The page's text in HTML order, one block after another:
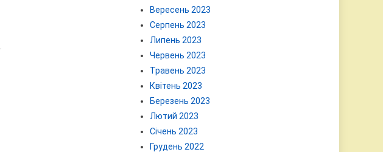
Вересень 2023
Серпень 2023
Липень 2023
Червень 2023
Травень 2023
Квітень 2023
Березень 2023
Лютий 2023
Січень 2023
Грудень 2022